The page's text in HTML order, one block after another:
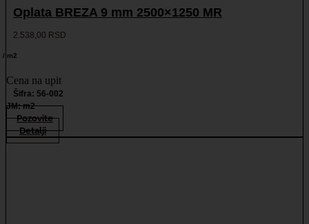
Oplata BREZA 9 mm 2500×1250 MR
2.538,00 RSD
/ m2
Cena na upit
Šifra: 56-002
JM: m2
Pozovite
Detalji